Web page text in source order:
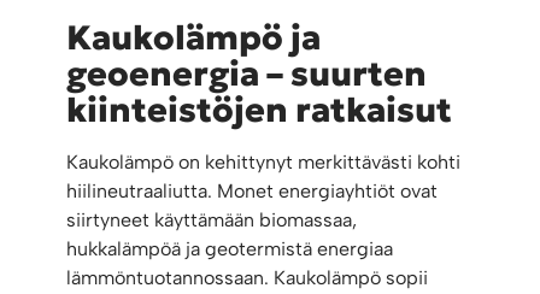
Kaukolämpö ja
geoenergia – suurten
kiinteistöjen ratkaisut
Kaukolämpö on kehittynyt merkittävästi kohti
hiilineutraaliutta. Monet energiayhtiöt ovat
siirtyneet käyttämään biomassaa,
hukkalämpöä ja geotermistä energiaa
lämmöntuotannossaan. Kaukolämpö sopii